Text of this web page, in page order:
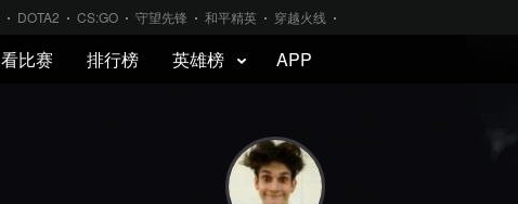
DOTA2 CS:GO 守望先锋 和平精英 穿越火线
看比赛 排行榜 英雄榜 APP